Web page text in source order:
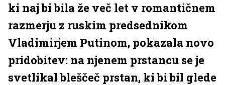
ki naj bi bila že več let v romantičnem
razmerju z ruskim predsednikom
Vladimirjem Putinom, pokazala novo
pridobitev: na njenem prstancu se je
svetlikal bleščeč prstan, ki bi bil glede